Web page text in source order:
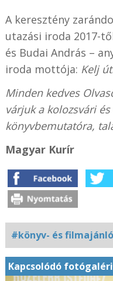
A keresztény
utazási iroda 2017-
és Budai András –
iroda mottója: Kelj
Minden kedves
várjuk a kolozsvári
könyvbemutatóra,
Magyar Kurír
#könyv- és filmajánló
Kapcsolódó